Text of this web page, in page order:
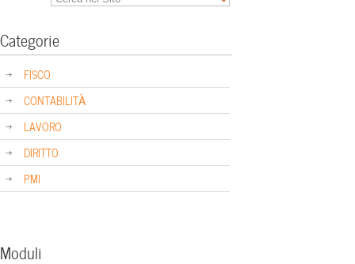
Categorie
FISCO
CONTABILITÀ
LAVORO
DIRITTO
PMI
Moduli